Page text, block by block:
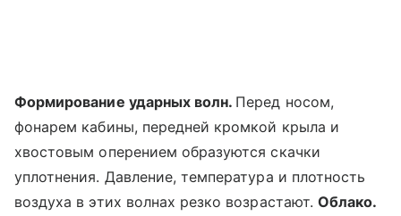
Формирование ударных волн. Перед носом,
фонарем кабины, передней кромкой крыла и
хвостовым оперением образуются скачки
уплотнения. Давление, температура и плотность
воздуха в этих волнах резко возрастают. Облако.